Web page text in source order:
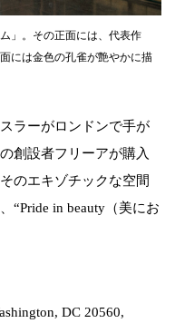
」。その正面には、代表作
には金色の孔雀が艶やかに描
ラーがロンドンで手が
創設者フリーアが購入
のエキゾチックな空間
in beauty（美にお
DC 20560,